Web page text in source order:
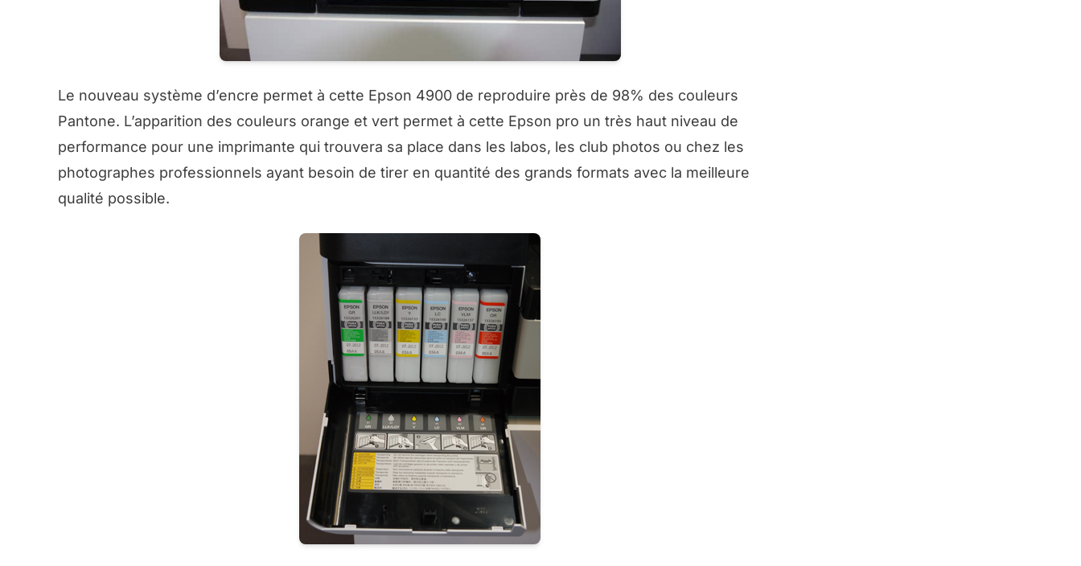
Le nouveau système d’encre permet à cette Epson 4900 de reproduire près de 98% des couleurs
Pantone. L’apparition des couleurs orange et vert permet à cette Epson pro un très haut niveau de
performance pour une imprimante qui trouvera sa place dans les labos, les club photos ou chez les
photographes professionnels ayant besoin de tirer en quantité des grands formats avec la meilleure
qualité possible.